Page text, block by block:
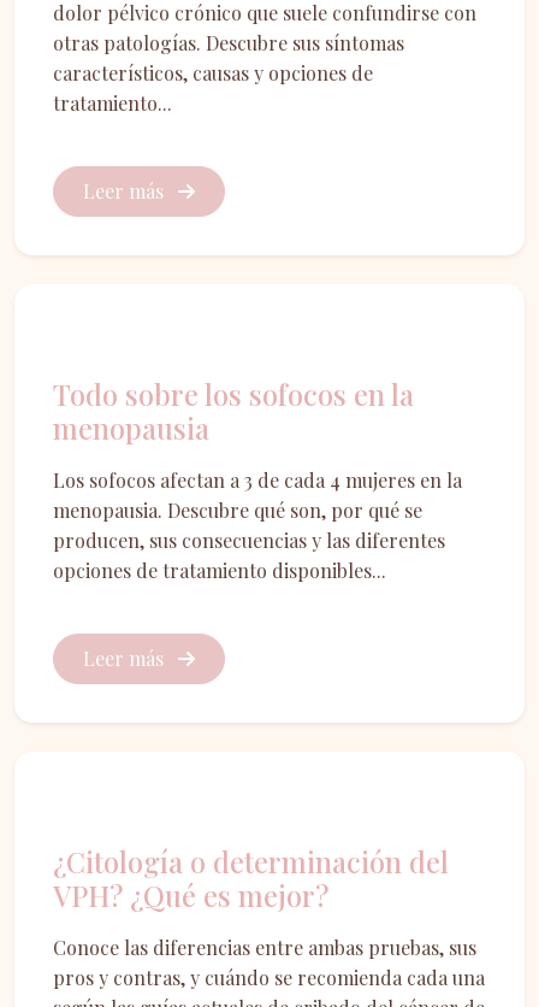
dolor pélvico crónico que suele confundirse con
otras patologías. Descubre sus síntomas
característicos, causas y opciones de
tratamiento...
Leer más
Todo sobre los sofocos en la
menopausia
Los sofocos afectan a 3 de cada 4 mujeres en la
menopausia. Descubre qué son, por qué se
producen, sus consecuencias y las diferentes
opciones de tratamiento disponibles...
Leer más
¿Citología o determinación del
VPH? ¿Qué es mejor?
Conoce las diferencias entre ambas pruebas, sus
pros y contras, y cuándo se recomienda cada una